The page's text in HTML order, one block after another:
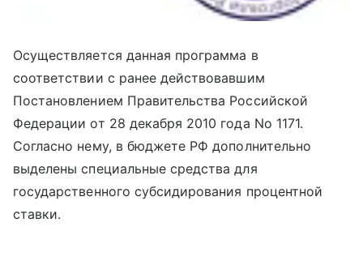
Осуществляется данная программа в
соответствии с ранее действовавшим
Постановлением Правительства Российской
Федерации от 28 декабря 2010 года No 1171.
Согласно нему, в бюджете РФ дополнительно
выделены специальные средства для
государственного субсидирования процентной
ставки.